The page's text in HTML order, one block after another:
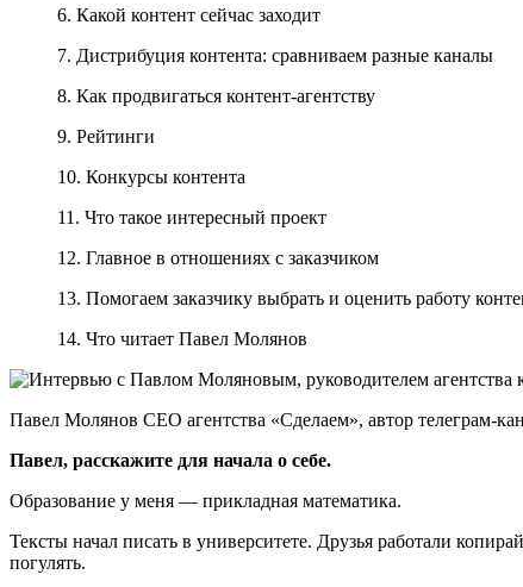
6. Какой контент сейчас заходит
7. Дистрибуция контента: сравниваем разные каналы
8. Как продвигаться контент-агентству
9. Рейтинги
10. Конкурсы контента
11. Что такое интересный проект
12. Главное в отношениях с заказчиком
13. Помогаем заказчику выбрать и оценить работу
14. Что читает Павел Молянов
Павел Молянов СЕО агентства «Сделаем», автор телеграм-
Павел, расскажите для начала о себе.
Образование у меня — прикладная математика.
Тексты начал писать в университете. Друзья работали
погулять.